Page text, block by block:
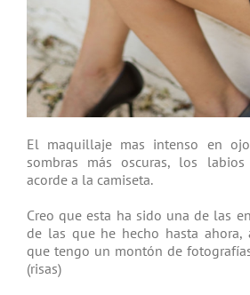
El maquillaje mas intenso en
sombras más oscuras, los
acorde a la camiseta.
Creo que esta ha sido una de las
de las que he hecho hasta ahora,
que tengo un montón de
(risas)